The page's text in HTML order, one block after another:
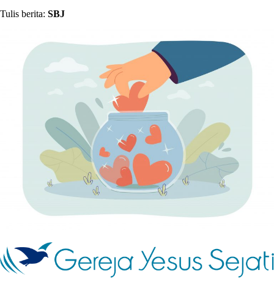
Tulis berita: SBJ